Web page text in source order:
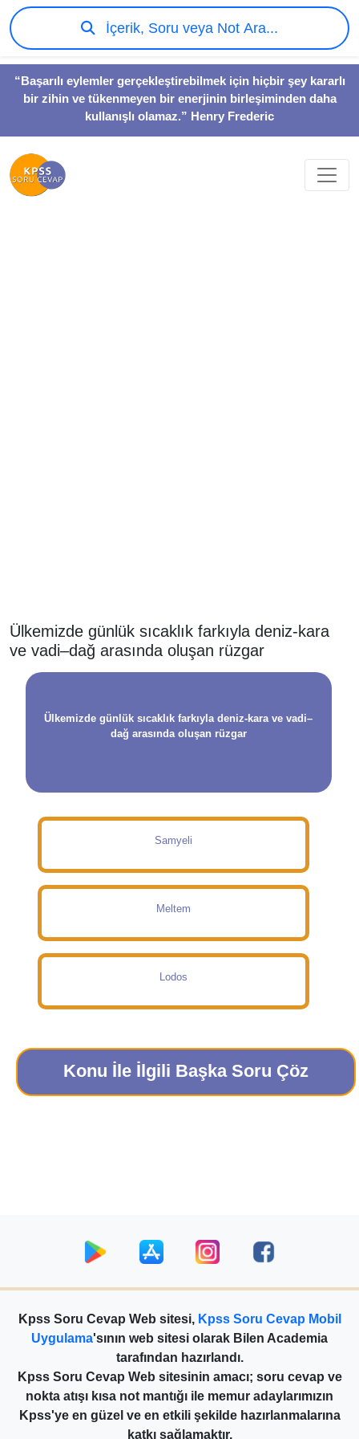
“Başarılı eylemler gerçekleştirebilmek için hiçbir şey kararlı
bir zihin ve tükenmeyen bir enerjinin birleşiminden daha
kullanışlı olamaz.” Henry Frederic
İçerik, Soru veya Not Ara...
Ülkemizde günlük sıcaklık farkıyla deniz-kara
ve vadi–dağ arasında oluşan rüzgar
Ülkemizde günlük sıcaklık farkıyla deniz-kara ve vadi–
dağ arasında oluşan rüzgar
Samyeli
Meltem
Lodos
Konu İle İlgili Başka Soru Çöz
Kpss Soru Cevap Web sitesi, Kpss Soru Cevap Mobil
Uygulama'sının web sitesi olarak Bilen Academia
tarafından hazırlandı.
Kpss Soru Cevap Web sitesinin amacı; soru cevap ve
nokta atışı kısa not mantığı ile memur adaylarımızın
Kpss'ye en güzel ve en etkili şekilde hazırlanmalarına
katkı sağlamaktır.